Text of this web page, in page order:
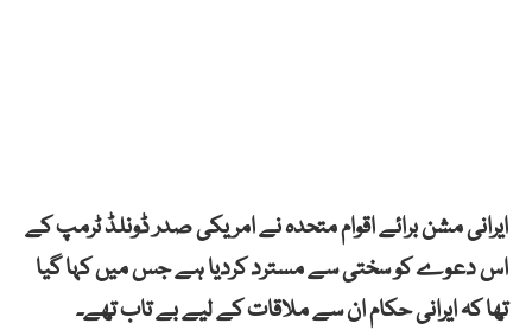
ایرانی مشن برائے اقوام متحدہ نے امریکی صدر ڈونلڈ ٹرمپ کے
اس دعوے کو سختی سے مسترد کردیا ہے جس میں کہا گیا
تھا کہ ایرانی حکام ان سے ملاقات کے لیے بے تاب تھے۔